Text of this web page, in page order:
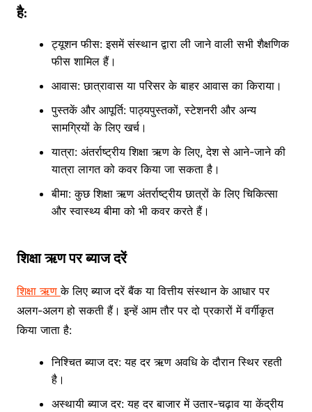
है:
ट्यूशन फीस: इसमें संस्थान द्वारा ली जाने वाली सभी शैक्षणिक
फीस शामिल हैं।
आवास: छात्रावास या परिसर के बाहर आवास का किराया।
पुस्तकें और आपूर्ति: पाठ्यपुस्तकों, स्टेशनरी और अन्य
सामग्रियों के लिए खर्च।
यात्रा: अंतर्राष्ट्रीय शिक्षा ऋण के लिए, देश से आने-जाने की
यात्रा लागत को कवर किया जा सकता है।
बीमा: कुछ शिक्षा ऋण अंतर्राष्ट्रीय छात्रों के लिए चिकित्सा
और स्वास्थ्य बीमा को भी कवर करते हैं।
शिक्षा ऋण पर ब्याज दरें
शिक्षा ऋणके लिए ब्याज दरें बैंक या वित्तीय संस्थान के आधार पर
अलग-अलग हो सकती हैं। इन्हें आम तौर पर दो प्रकारों में वर्गीकृत
किया जाता है:
निश्चित ब्याज दर: यह दर ऋण अवधि के दौरान स्थिर रहती
है।
अस्थायी ब्याज दर: यह दर बाजार में उतार-चढ़ाव या केंद्रीय